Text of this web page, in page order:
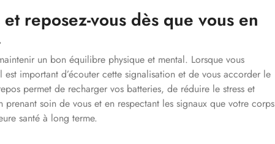
reposez-vous dès que vous en
un bon équilibre physique et mental. Lorsque vous
important d’écouter cette signalisation et de vous accorder le
permet de recharger vos batteries, de réduire le stress et
prenant soin de vous et en respectant les signaux que votre corps
santé à long terme.